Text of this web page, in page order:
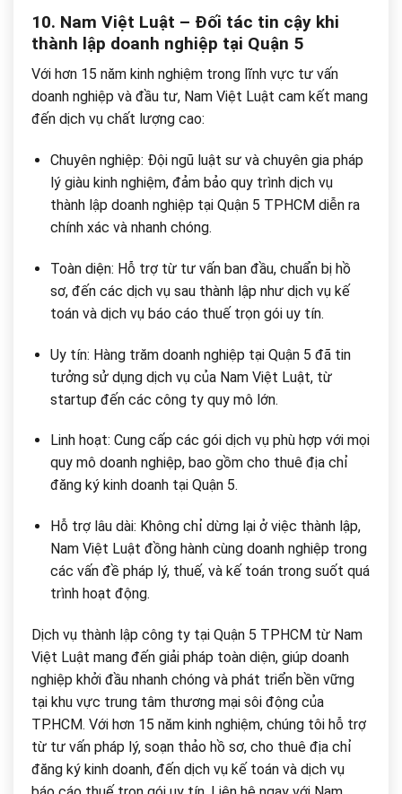
10. Nam Việt Luật – Đối tác tin cậy khi
thành lập doanh nghiệp tại Quận 5
Với hơn 15 năm kinh nghiệm trong lĩnh vực tư vấn
doanh nghiệp và đầu tư, Nam Việt Luật cam kết mang
đến dịch vụ chất lượng cao:
Chuyên nghiệp: Đội ngũ luật sư và chuyên gia pháp
lý giàu kinh nghiệm, đảm bảo quy trình dịch vụ
thành lập doanh nghiệp tại Quận 5 TPHCM diễn ra
chính xác và nhanh chóng.
Toàn diện: Hỗ trợ từ tư vấn ban đầu, chuẩn bị hồ
sơ, đến các dịch vụ sau thành lập như dịch vụ kế
toán và dịch vụ báo cáo thuế trọn gói uy tín.
Uy tín: Hàng trăm doanh nghiệp tại Quận 5 đã tin
tưởng sử dụng dịch vụ của Nam Việt Luật, từ
startup đến các công ty quy mô lớn.
Linh hoạt: Cung cấp các gói dịch vụ phù hợp với mọi
quy mô doanh nghiệp, bao gồm cho thuê địa chỉ
đăng ký kinh doanh tại Quận 5.
Hỗ trợ lâu dài: Không chỉ dừng lại ở việc thành lập,
Nam Việt Luật đồng hành cùng doanh nghiệp trong
các vấn đề pháp lý, thuế, và kế toán trong suốt quá
trình hoạt động.
Dịch vụ thành lập công ty tại Quận 5 TPHCM từ Nam
Việt Luật mang đến giải pháp toàn diện, giúp doanh
nghiệp khởi đầu nhanh chóng và phát triển bền vững
tại khu vực trung tâm thương mại sôi động của
TP.HCM. Với hơn 15 năm kinh nghiệm, chúng tôi hỗ trợ
từ tư vấn pháp lý, soạn thảo hồ sơ, cho thuê địa chỉ
đăng ký kinh doanh, đến dịch vụ kế toán và dịch vụ